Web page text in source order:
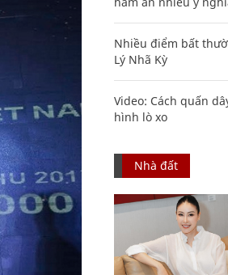
Nhiều điểm bất
Lý Nhã Kỳ
Video: Cách quấn
hình lò xo
Nhà đất